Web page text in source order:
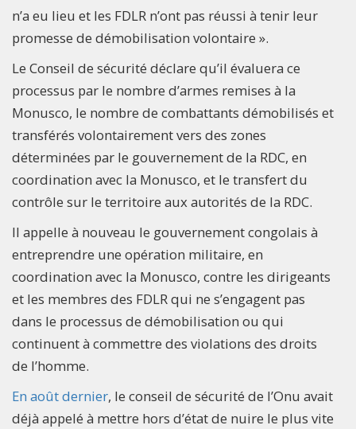
n’a eu lieu et les FDLR n’ont pas réussi à tenir leur
promesse de démobilisation volontaire ».
Le Conseil de sécurité déclare qu’il évaluera ce
processus par le nombre d’armes remises à la
Monusco, le nombre de combattants démobilisés et
transférés volontairement vers des zones
déterminées par le gouvernement de la RDC, en
coordination avec la Monusco, et le transfert du
contrôle sur le territoire aux autorités de la RDC.
Il appelle à nouveau le gouvernement congolais à
entreprendre une opération militaire, en
coordination avec la Monusco, contre les dirigeants
et les membres des FDLR qui ne s’engagent pas
dans le processus de démobilisation ou qui
continuent à commettre des violations des droits
de l’homme.
En août dernier, le conseil de sécurité de l’Onu avait
déjà appelé à mettre hors d’état de nuire le plus vite